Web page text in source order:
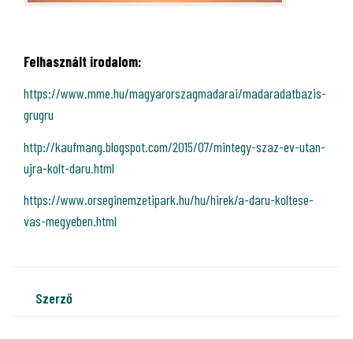
Felhasznált irodalom:
https://www.mme.hu/magyarorszagmadarai/madaradatbazis-
grugru
http://kaufmang.blogspot.com/2015/07/mintegy-szaz-ev-utan-
ujra-kolt-daru.html
https://www.orseginemzetipark.hu/hu/hirek/a-daru-koltese-
vas-megyeben.html
szerző